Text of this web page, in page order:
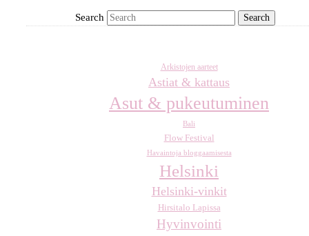
Search
Arkistojen aarteet
Astiat & kattaus
Asut & pukeutuminen
Bali
Flow Festival
Havaintoja bloggaamisesta
Helsinki
Helsinki-vinkit
Hirsitalo Lapissa
Hyvinvointi